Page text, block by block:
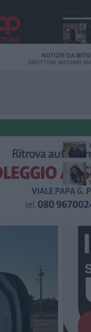
NOTIZIE DA
DIRETTORE ANTONIO
poesia»